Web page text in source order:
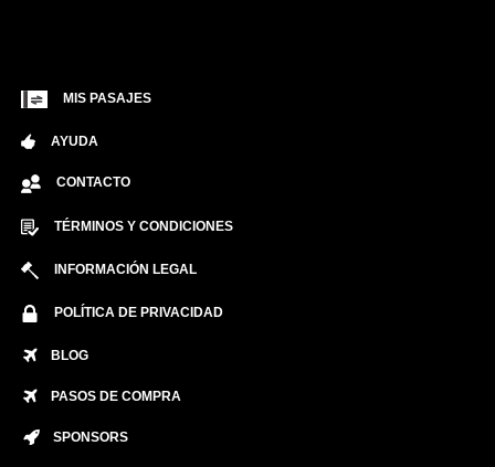
MIS PASAJES
AYUDA
CONTACTO
TÉRMINOS Y CONDICIONES
INFORMACIÓN LEGAL
POLÍTICA DE PRIVACIDAD
BLOG
PASOS DE COMPRA
SPONSORS